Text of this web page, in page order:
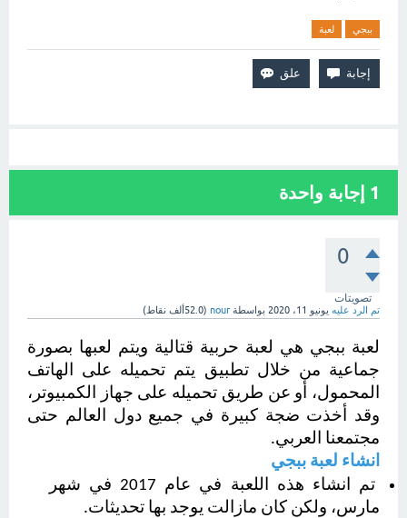
ببجي لعبة
1 إجابة واحدة
0
تصويتات
تم الرد عليه يونيو 11، 2020 بواسطة nour
(52.0ألف نقاط)
مجتمعنا العربي.
انشاء لعبة ببجي
مارس، ولكن كان مازالت يوجد بها تحديثات.